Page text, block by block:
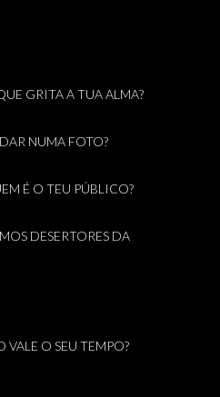
GRITA A TUA ALMA?
NUMA FOTO?
É O TEU PÚBLICO?
DESERTORES DA
O SEU TEMPO?